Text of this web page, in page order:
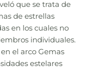
que se trata de
de estrellas
en los cuales no
individuales.
el arco Gemas
estelares